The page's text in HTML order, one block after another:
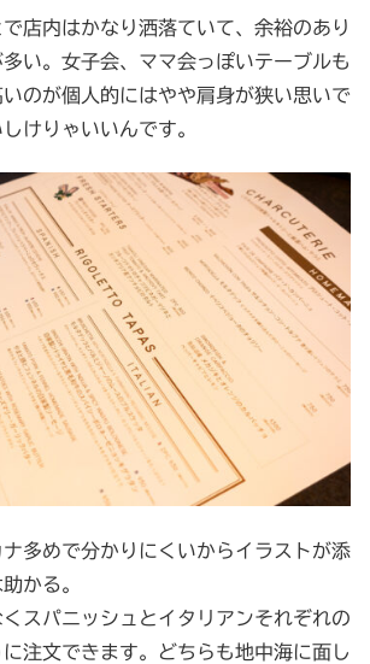
店内はかなり洒落ていて、余裕のあり
い。女子会、ママ会っぽいテーブルも
のが個人的にはやや肩身が狭い思いで
けりゃいいんです。
多めで分かりにくいからイラストが添
かる。
スパニッシュとイタリアンそれぞれの
注文できます。どちらも地中海に面し